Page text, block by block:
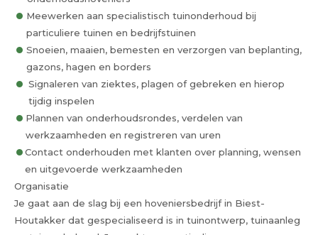
Meewerken aan specialistisch tuinonderhoud bij
particuliere tuinen en bedrijfstuinen
Snoeien, maaien, bemesten en verzorgen van beplanting,
gazons, hagen en borders
Signaleren van ziektes, plagen of gebreken en hierop
tijdig inspelen
Plannen van onderhoudsrondes, verdelen van
werkzaamheden en registreren van uren
Contact onderhouden met klanten over planning, wensen
en uitgevoerde werkzaamheden
Organisatie
Je gaat aan de slag bij een hoveniersbedrijf in Biest-
Houtakker dat gespecialiseerd is in tuinontwerp, tuinaanleg